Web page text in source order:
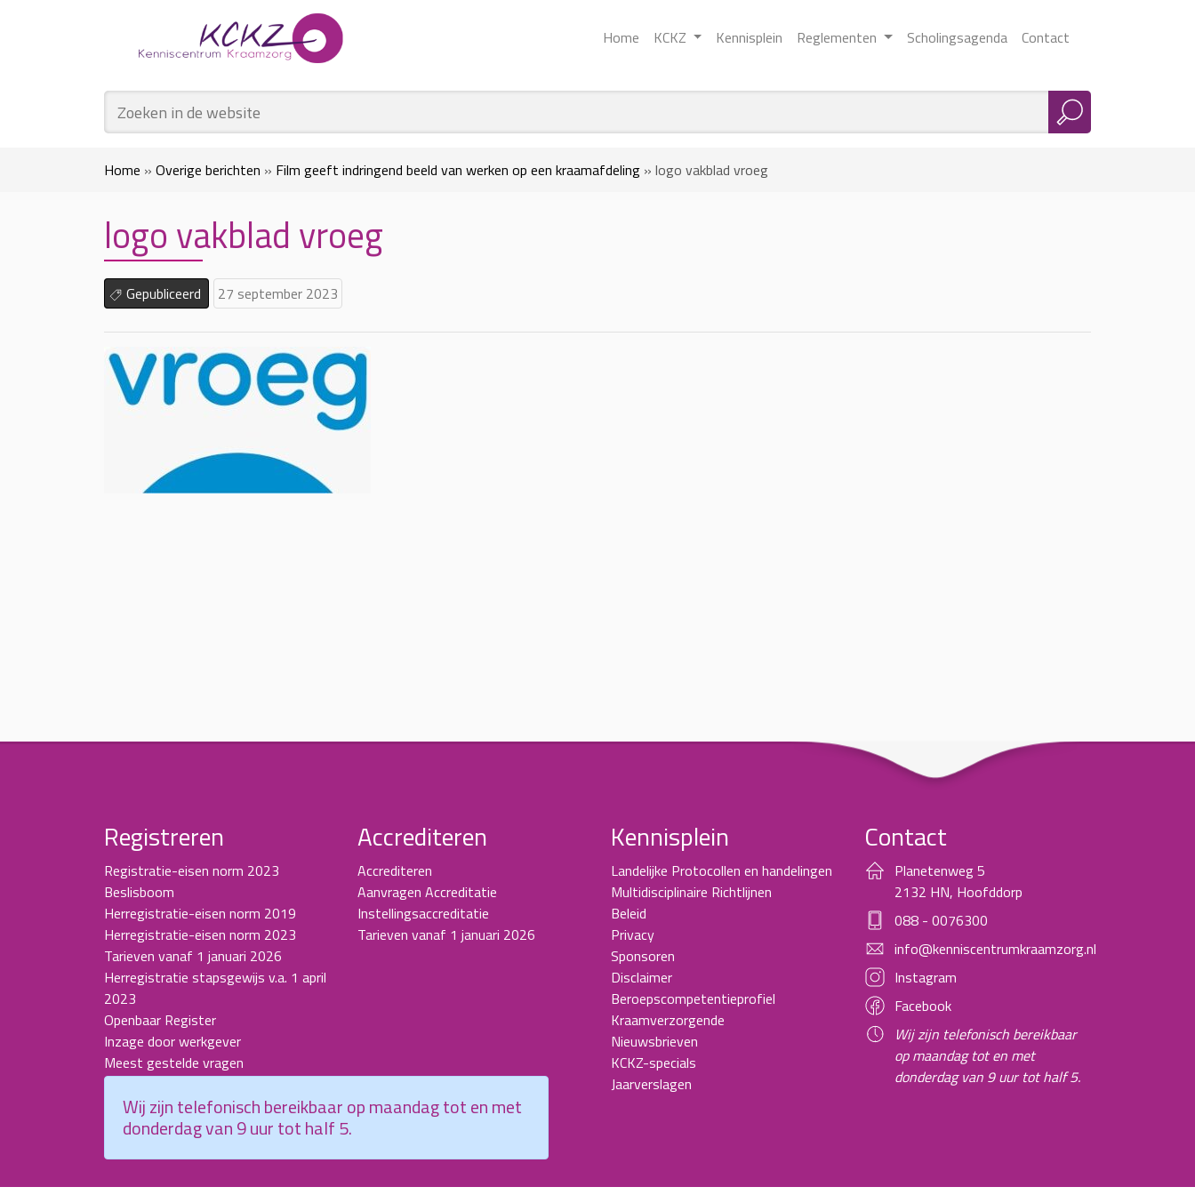
Home KCKZ Kennisplein Reglementen Scholingsagenda Contact
Home » Overige berichten » Film geeft indringend beeld van werken op een kraamafdeling » logo vakblad vroeg
logo vakblad vroeg
Gepubliceerd 27 september 2023
Registreren
Registratie-eisen norm 2023
Beslisboom
Herregistratie-eisen norm 2019
Herregistratie-eisen norm 2023
Tarieven vanaf 1 januari 2026
Herregistratie stapsgewijs v.a. 1 april
2023
Openbaar Register
Inzage door werkgever
Meest gestelde vragen
Accrediteren
Accrediteren
Aanvragen Accreditatie
Instellingsaccreditatie
Tarieven vanaf 1 januari 2026
Kennisplein
Landelijke Protocollen en handelingen
Multidisciplinaire Richtlijnen
Beleid
Privacy
Sponsoren
Disclaimer
Beroepscompetentieprofiel
Kraamverzorgende
Nieuwsbrieven
KCKZ-specials
Jaarverslagen
Contact
Planetenweg 5
2132 HN, Hoofddorp
088 - 0076300
info@kenniscentrumkraamzorg.nl
Instagram
Facebook
Wij zijn telefonisch bereikbaar
op maandag tot en met
donderdag van 9 uur tot half 5.
Wij zijn telefonisch bereikbaar op maandag tot en met
donderdag van 9 uur tot half 5.